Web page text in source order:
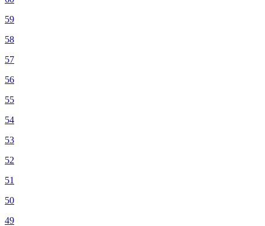
59
58
57
56
55
54
53
52
51
50
49